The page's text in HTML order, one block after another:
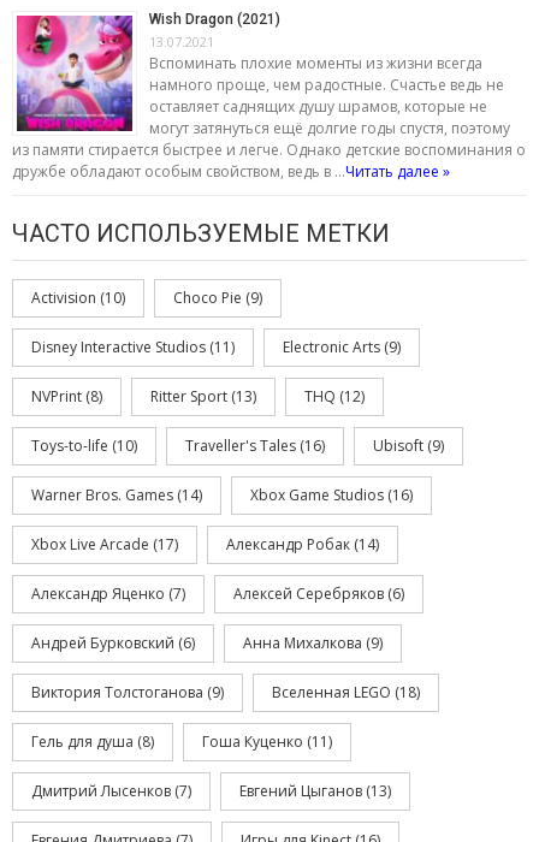
Wish Dragon (2021)
13.07.2021
Вспоминать плохие моменты из жизни всегда
намного проще, чем радостные. Счастье ведь не
оставляет саднящих душу шрамов, которые не
могут затянуться ещё долгие годы спустя, поэтому
из памяти стирается быстрее и легче. Однако детские воспоминания о
дружбе обладают особым свойством, ведь в …Читать далее »
ЧАСТО ИСПОЛЬЗУЕМЫЕ МЕТКИ
Activision (10) Choco Pie (9)
Disney Interactive Studios (11) Electronic Arts (9)
NVPrint (8) Ritter Sport (13) THQ (12)
Toys-to-life (10) Traveller's Tales (16) Ubisoft (9)
Warner Bros. Games (14) Xbox Game Studios (16)
Xbox Live Arcade (17) Александр Робак (14)
Александр Яценко (7) Алексей Серебряков (6)
Андрей Бурковский (6) Анна Михалкова (9)
Виктория Толстоганова (9) Вселенная LEGO (18)
Гель для душа (8) Гоша Куценко (11)
Дмитрий Лысенков (7) Евгений Цыганов (13)